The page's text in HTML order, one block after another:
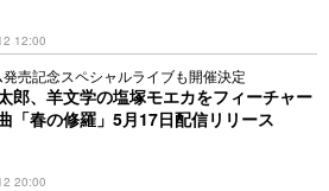
12:00
発売記念スペシャルライブも開催決定
郎、羊文学の塩塚モエカをフィーチャー
「春の修羅」5月17日配信リリース
20:00